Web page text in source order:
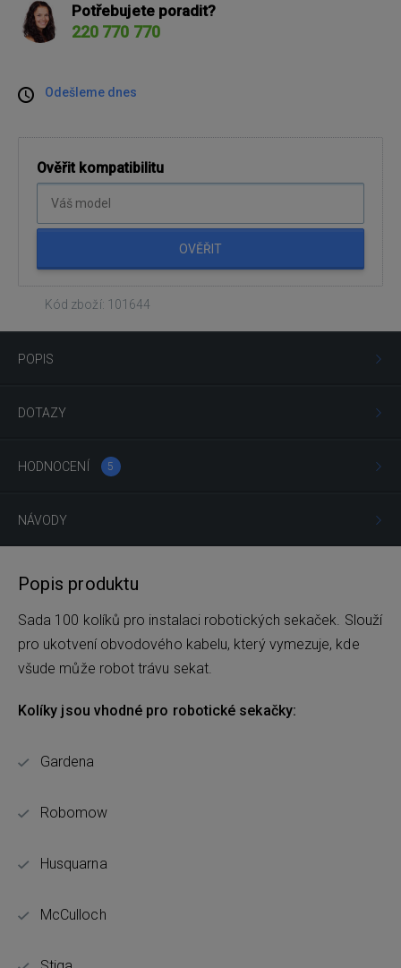
Potřebujete poradit?
220 770 770
Odešleme dnes
Ověřit kompatibilitu
OVĚŘIT
Kód zboží: 101644
POPIS
DOTAZY
HODNOCENÍ 5
NÁVODY
Popis produktu
Sada 100 kolíků pro instalaci robotických sekaček. Slouží
pro ukotvení obvodového kabelu, který vymezuje, kde
všude může robot trávu sekat.
Kolíky jsou vhodné pro robotické sekačky:
Gardena
Robomow
Husquarna
McCulloch